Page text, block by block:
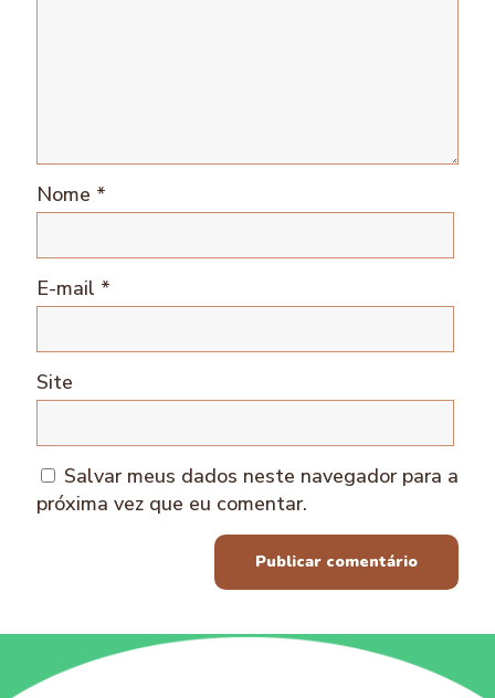
Nome *
E-mail *
Site
Salvar meus dados neste navegador para a
próxima vez que eu comentar.